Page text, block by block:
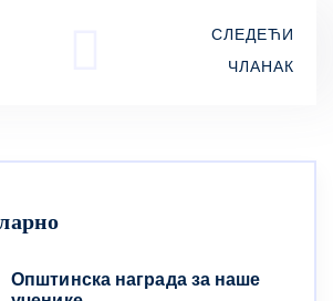
СЛЕДЕЋИ
ЧЛАНАК
Општинска награда за наше